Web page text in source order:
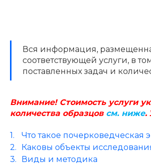
Вся информация,
соответствующей услуги, в
поставленных задач и
Внимание! Стоимость услуги
количества образцов см. ниже.
Что такое почерковедческая
Каковы объекты
Виды и методика